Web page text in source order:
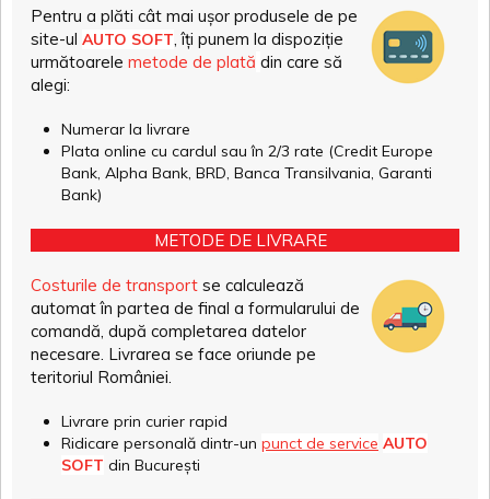
Pentru a plăti cât mai ușor produsele de pe
site-ul AUTO SOFT, îți punem la dispoziție
următoarele metode de plată din care să
alegi:
Numerar la livrare
Plata online cu cardul sau în 2/3 rate (Credit Europe
Bank, Alpha Bank, BRD, Banca Transilvania, Garanti
Bank)
METODE DE LIVRARE
Costurile de transport se calculează
automat în partea de final a formularului de
comandă, după completarea datelor
necesare. Livrarea se face oriunde pe
teritoriul României.
Livrare prin curier rapid
Ridicare personală dintr-un punct de service AUTO
SOFT din București